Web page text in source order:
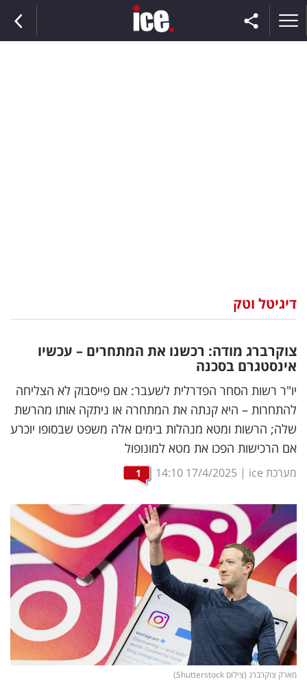
וצרכנות
דיגיטל
וטק
שיווק
ופרסום
משפט
מדדים
ומחקרים
דעות
רכילות
עסקית
קריפטו
ויראלי
דיגיטל וטק
צוקרברג מודה: רכשנו את המתחרים – עכשיו
אינסטגרם בסכנה
יו"ר רשות הסחר הפדרלית לשעבר: אם פייסבוק לא הצליחה
להתחרות – היא קנתה את המתחרה או ניתקה אותו מהרשת
שלה; הרשות ומטא מנהלות בימים אלה משפט שבסופו יוכרע
אם הרכישות הפכו את מטא למונופול
מערכת ice |
17/4/2025
14:10
1
מארק צוקרברג (צילום Shutterstock)